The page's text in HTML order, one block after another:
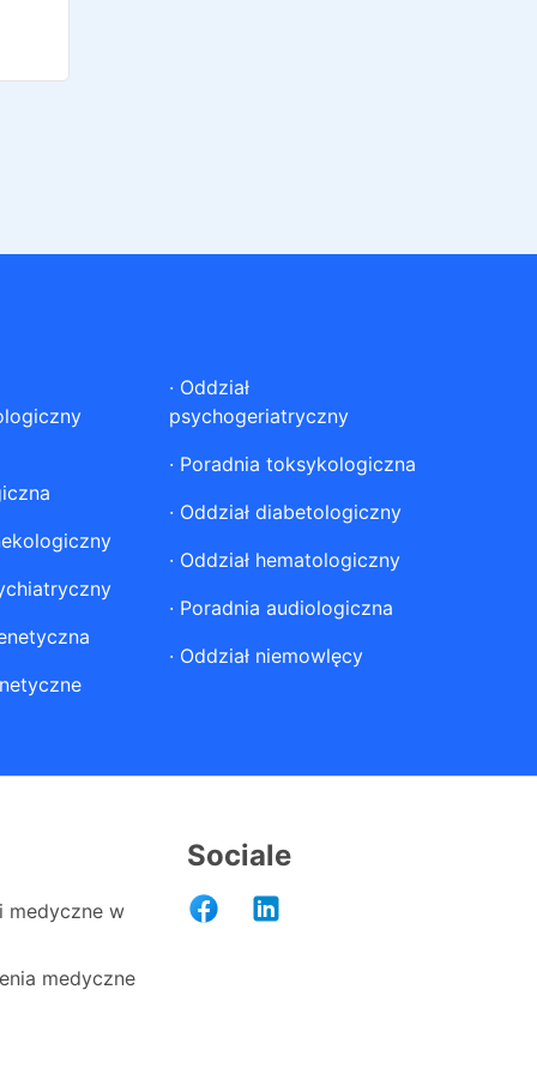
· Oddział
psychogeriatryczny
· Poradnia toksykologiczna
· Oddział diabetologiczny
· Oddział hematologiczny
· Poradnia audiologiczna
· Oddział niemowlęcy
medyczne w
medyczne
Sociale